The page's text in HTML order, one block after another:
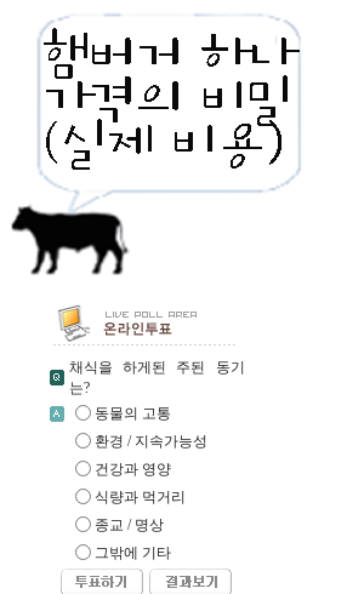
채식을 하게된 주된 동기
는?
동물의 고통
환경 / 지속가능성
건강과 영양
식량과 먹거리
종교 / 명상
그밖에 기타